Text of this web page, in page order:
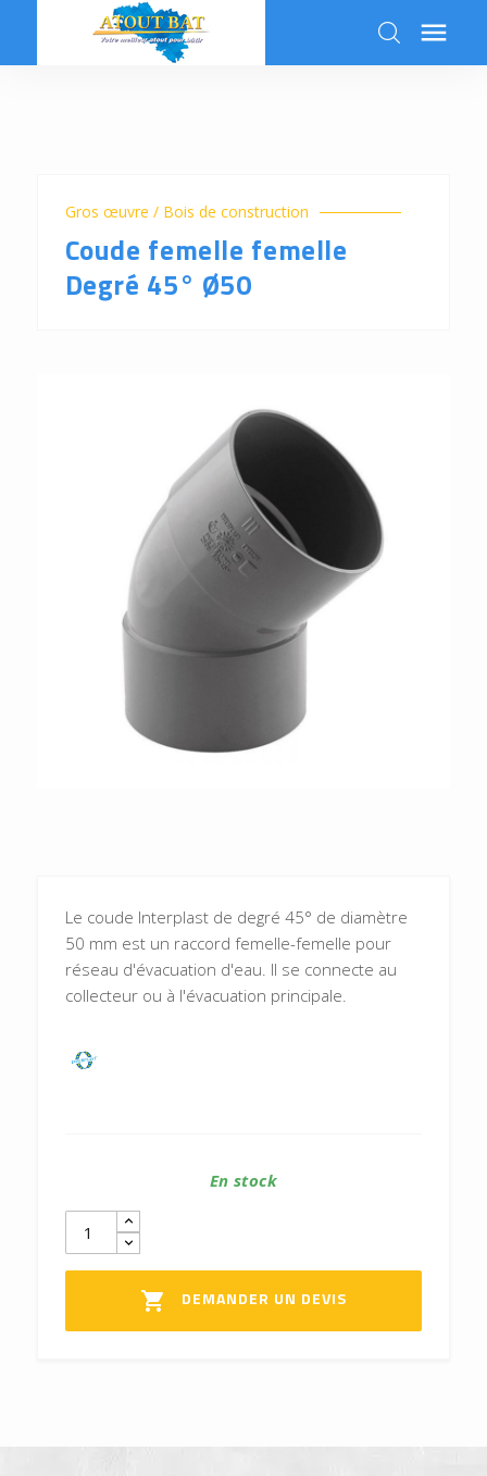
k 
Gros œuvre / Bois de construction
Coude femelle femelle
Degré 45° Ø50
Le coude Interplast de degré 45° de diamètre
50 mm est un raccord femelle-femelle pour
réseau d'évacuation d'eau. Il se connecte au
collecteur ou à l'évacuation principale.
En stock
 DEMANDER UN DEVIS